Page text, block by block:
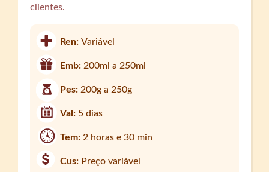
clientes.
Ren:Variável
Emb:200ml a 250ml
Pes:200g a 250g
Val: 5 dias
Tem:2 horas e 30 min
Cus: Preço variável